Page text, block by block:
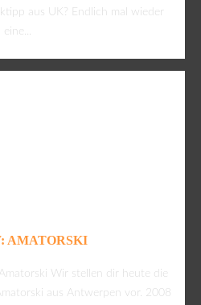
aus UK? Endlich mal wieder
eine...
AMATORSKI
Wir stellen dir heute die
aus Antwerpen vor. 2008